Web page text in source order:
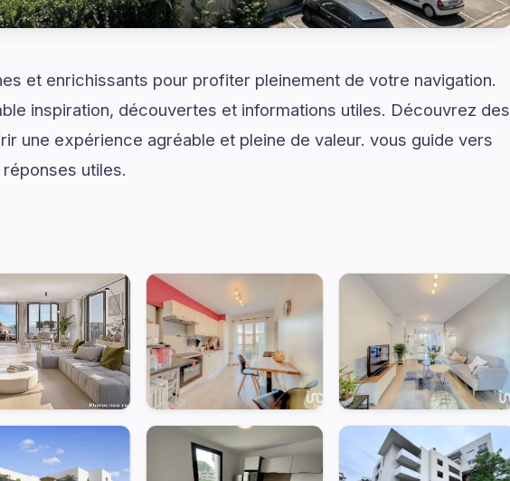
et enrichissants pour profiter pleinement de votre navigation.
inspiration, découvertes et informations utiles. Découvrez des
une expérience agréable et pleine de valeur. vous guide vers
utiles.